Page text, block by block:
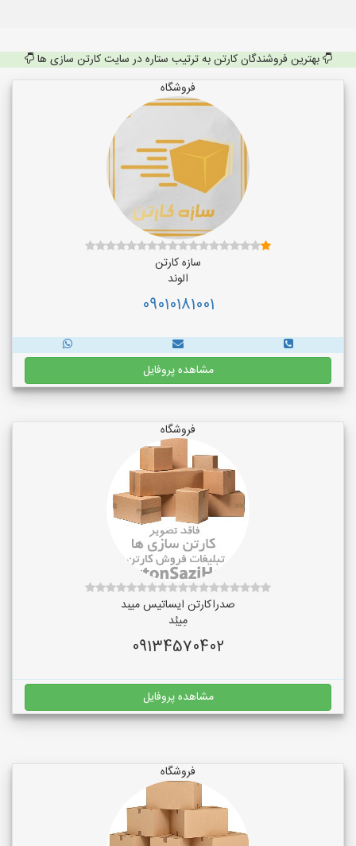
بهترین فروشندگان کارتن به ترتیب ستاره در سایت کارتن سازی ها
فروشگاه
سازه کارتن
الوند
09010181001
مشاهده پروفایل
فروشگاه
صدراکارتن ایساتیس میبد
مِیبُد
09134570402
مشاهده پروفایل
فروشگاه